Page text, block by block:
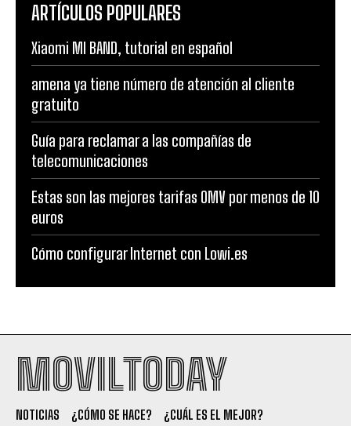
ARTÍCULOS POPULARES
Xiaomi MI BAND, tutorial en español
amena ya tiene número de atención al cliente
gratuito
Guía para reclamar a las compañías de
telecomunicaciones
Estas son las mejores tarifas OMV por menos de 10
euros
Cómo configurar Internet con Lowi.es
MOVILTODAY
NOTICIAS ¿CÓMO SE HACE?
¿CUÁL ES EL MEJOR?